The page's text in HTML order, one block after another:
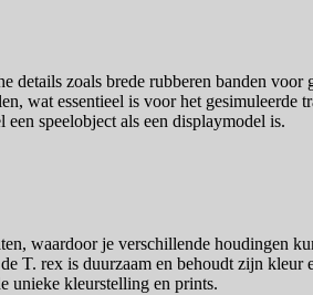
details zoals brede rubberen banden
wat essentieel is voor het gesimuleerde
speelobject als een displaymodel is.
waardoor je verschillende houdingen
T. rex is duurzaam en behoudt zijn
unieke kleurstelling en prints.